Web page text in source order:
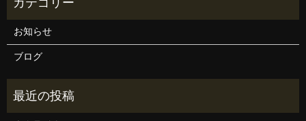
お知らせ
ブログ